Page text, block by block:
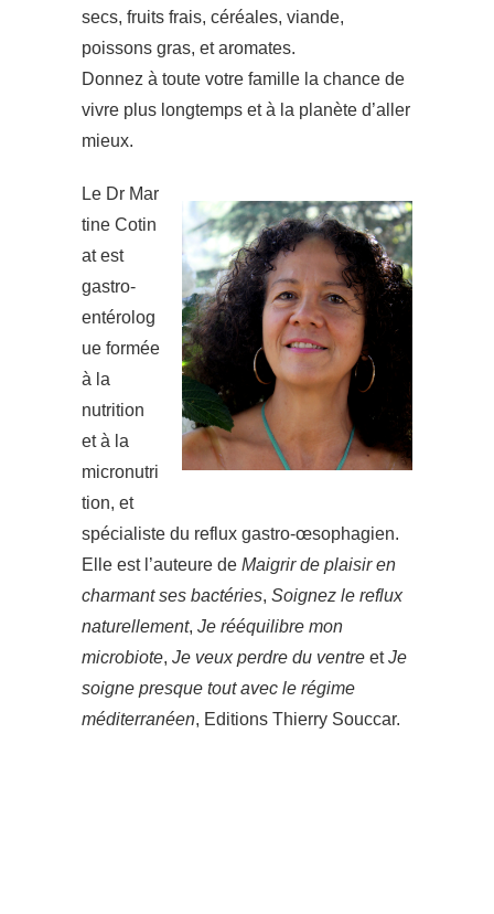
secs, fruits frais, céréales, viande,
poissons gras, et aromates.
Donnez à toute votre famille la chance de
vivre plus longtemps et à la planète d’aller
mieux.
Le Dr Mar
tine Cotin
at est
gastro-
entérolog
ue formée
à la
nutrition
et à la
micronutri
tion, et
spécialiste du reflux gastro-œsophagien.
Elle est l’auteure de Maigrir de plaisir en
charmant ses bactéries, Soignez le reflux
naturellement, Je rééquilibre mon
microbiote, Je veux perdre du ventre etJe
soigne presque tout avec le régime
méditerranéen, Editions Thierry Souccar.